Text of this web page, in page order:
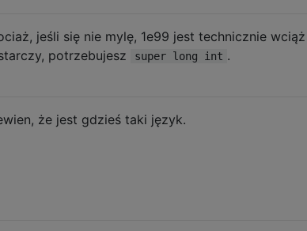
jeśli się nie mylę, 1e99 jest technicznie wciąż
potrzebujesz super long int .
że jest gdzieś taki język.